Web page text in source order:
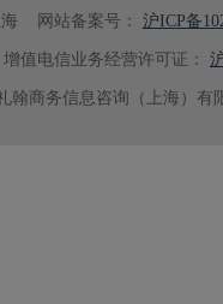
网站备案号： 沪ICP备
增值电信业务经营许可证：
翰商务信息咨询（上海）